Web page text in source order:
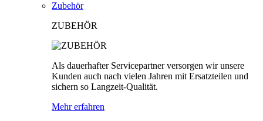
Zubehör
ZUBEHÖR
Als dauerhafter Servicepartner versorgen wir unsere
Kunden auch nach vielen Jahren mit Ersatzteilen und
sichern so Langzeit-Qualität.
Mehr erfahren